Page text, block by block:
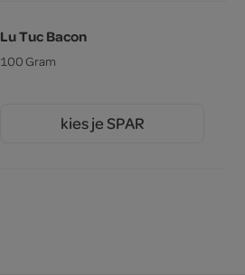
Lu Tuc Bacon
100 Gram
kies je SPAR